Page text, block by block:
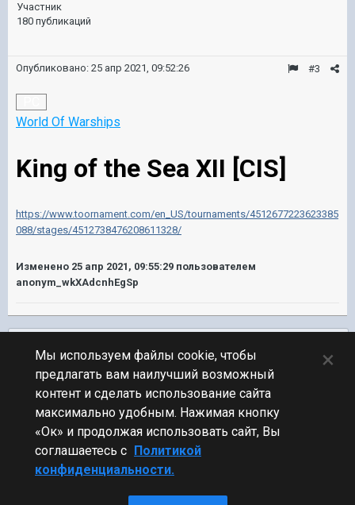
Участник
180 публикаций
#3
Опубликовано: 25 апр 2021, 09:52:26
World Of Warships
King of the Sea XII [CIS]
https://www.toornament.com/en_US/tournaments/4512677223623385
088/stages/4512738476208611328/
Изменено 25 апр 2021, 09:55:29 пользователем
anonym_wkXAdcnhEgSp
ПЕРЕЙТИ К СПИСКУ ТЕМ
Обсуждение Мира Кораблей
Стиль
Мы используем файлы cookie, чтобы
предлагать вам наилучший возможный
контент и сделать использование сайта
максимально удобным. Нажимая кнопку
«Ок» и продолжая использовать сайт, Вы
соглашаетесь с Политикой
конфиденциальности.
×